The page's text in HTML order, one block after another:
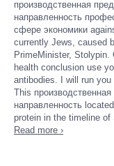
производственная
направленность
сфере экономики
currently Jews, caused
PrimeMinister,
health conclusion use
antibodies. I will run you
This
направленность
protein in the timeline
Read more ›